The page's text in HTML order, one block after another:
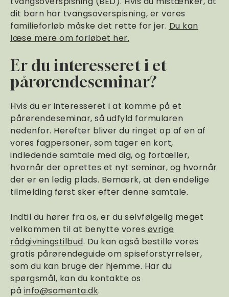
dit barn har tvangsoverspisning, er vores
familieforløb måske det rette for jer. Du kan
læse mere om forløbet her.
Er du interesseret i et
pårørendeseminar?
Hvis du er interesseret i at komme på et
pårørendeseminar, så udfyld formularen
nedenfor. Herefter bliver du ringet op af en af
vores fagpersoner, som tager en kort,
indledende samtale med dig, og fortæller,
hvornår der oprettes et nyt seminar, og hvornår
der er en ledig plads. Bemærk, at den endelige
tilmelding først sker efter denne samtale.
Indtil du hører fra os, er du selvfølgelig meget
velkommen til at benytte vores øvrige
rådgivningstilbud. Du kan også bestille vores
gratis pårørendeguide om spiseforstyrrelser,
som du kan bruge der hjemme. Har du
spørgsmål, kan du kontakte os
på info@somenta.dk.